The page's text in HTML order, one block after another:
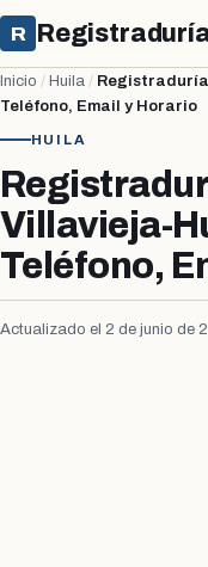
R
Inicio / Huila /
Teléfono, Email y Horario
HUILA
Villavieja-
Teléfono,
Actualizado el 2 de junio de